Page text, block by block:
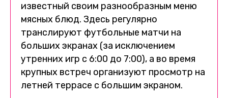
известный своим разнообразным меню
мясных блюд. Здесь регулярно
транслируют футбольные матчи на
больших экранах (за исключением
утренних игр с 6:00 до 7:00), а во время
крупных встреч организуют просмотр на
летней террасе с большим экраном.